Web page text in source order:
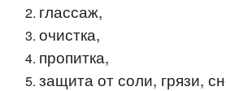
глассаж,
очистка,
пропитка,
защита от соли, грязи,